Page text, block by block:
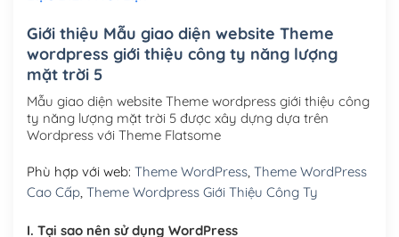
Tên miền quốc tế .com .net .org (1 năm)
Tên miền Việt Nam .vn (1 năm)(+550,000₫)
Hosting 2GB SSD (1 năm) (+450,000₫)
Hosting 3GB SSD (1 năm)(+550,000₫)
Hosting 5GB SSD (1 năm) (+650,000₫)
Hosting 8GB SSD (1 năm)(+950,000₫)
Giới thiệu Mẫu giao diện website Theme
wordpress giới thiệu công ty năng lượng
mặt trời 5
Mẫu giao diện website Theme wordpress giới thiệu công
ty năng lượng mặt trời 5 được xây dựng dựa trên
Wordpress với Theme Flatsome
Phù hợp với web: Theme WordPress, Theme WordPress
Cao Cấp, Theme Wordpress Giới Thiệu Công Ty
I. Tại sao nên sử dụng WordPress